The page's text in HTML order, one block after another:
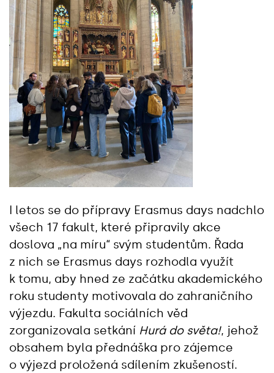
I letos se do přípravy Erasmus days nadchlo
všech 17 fakult, které připravily akce
doslova „na míru“ svým studentům. Řada
z nich se Erasmus days rozhodla využít
k tomu, aby hned ze začátku akademického
roku studenty motivovala do zahraničního
výjezdu. Fakulta sociálních věd
zorganizovala setkání Hurá do světa!, jehož
obsahem byla přednáška pro zájemce
o výjezd proložená sdílením zkušeností.